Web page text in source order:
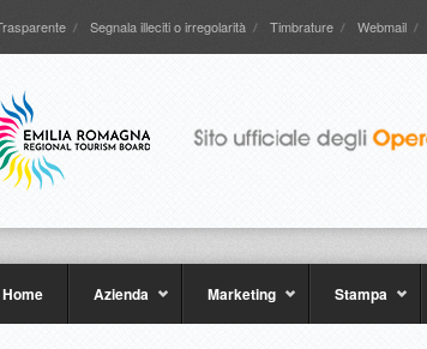
Segnala illeciti o irregolarità Timbrature Webmail
Home Azienda Marketing Stampa